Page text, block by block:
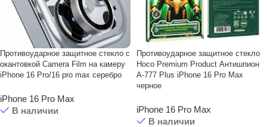
Противоударное защитное стекло с
окантовкой Camera Film на камеру
iPhone 16 Pro/16 pro max серебро
iPhone 16 Pro Max
В наличии
Противоударное защитное стекло
Hoco Premium Product Антишпион
A-777 Plus iPhone 16 Pro Max
черное
iPhone 16 Pro Max
В наличии